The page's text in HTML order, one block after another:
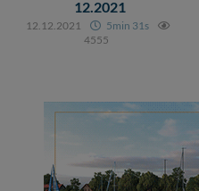
12.2021
12.12.2021
5min 31s
4555
Dziękujemy, i życzmy